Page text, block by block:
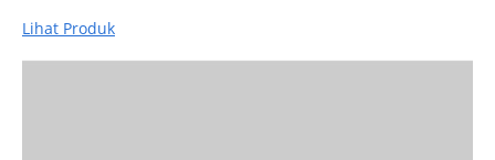
Lihat Produk